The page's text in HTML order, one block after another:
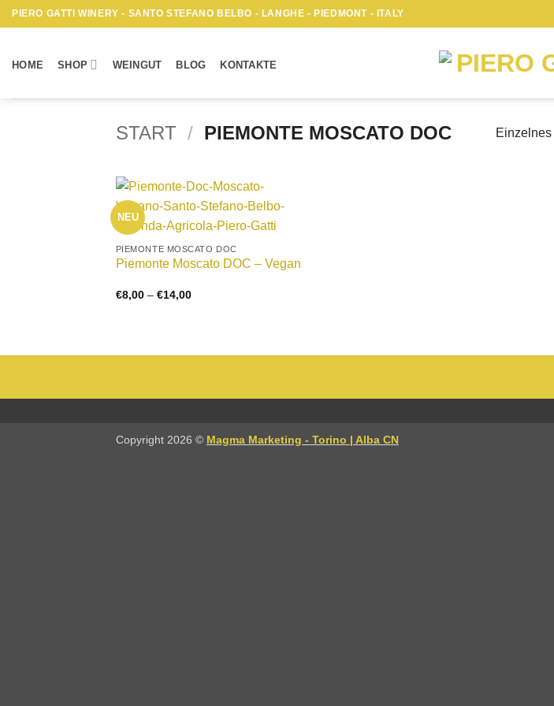
Zum
Inhalt
PIERO GATTI WINERY - SANTO STEFANO BELBO - LANGHE - PIEDMONT - ITALY
HOME SHOP WEINGUT BLOG KONTAKTE
START / PIEMONTE MOSCATO DOC
NEU
+
PIEMONTE MOSCATO DOC
Piemonte Moscato DOC – Vegan
€8,00 – €14,00Preisspanne:
Copyright 2026 © Magma Marketing - Torino | Alba CN